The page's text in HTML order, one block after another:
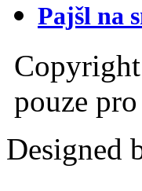
Pajšl na
pouze
Designed